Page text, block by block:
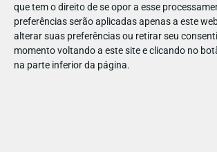
que tem o direito de se opor a esse
preferências serão aplicadas apenas a este
alterar suas preferências ou retirar seu
momento voltando a este site e clicando no
na parte inferior da página.